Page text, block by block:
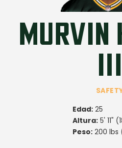
MURVIN
Edad: 25
Altura: 5' 11"
Peso: 200 lbs